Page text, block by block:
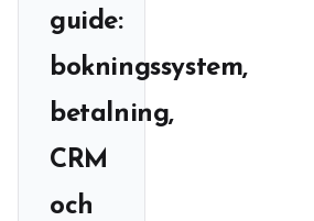
guide:
bokningssystem,
betalning,
CRM
och